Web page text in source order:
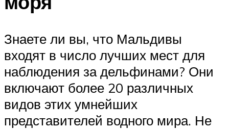
Знаете ли вы, что Мальдивы
входят в число лучших мест для
наблюдения за дельфинами? Они
включают более 20 различных
видов этих умнейших
представителей водного мира. Не